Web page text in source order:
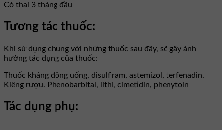
Có thai 3 tháng đầu
Tương tác thuốc:
Khi sử dụng chung với những thuốc sau đây, sẽ gây ảnh
hưởng tác dụng của thuốc:
Thuốc kháng đông uống, disulfiram, astemizol, terfenadin.
Kiêng rượu. Phenobarbital, lithi, cimetidin, phenytoin
Tác dụng phụ: